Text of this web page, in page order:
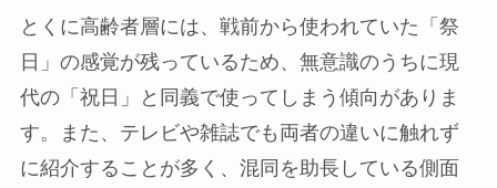
とくに高齢者層には、戦前から使われていた「祭
日」の感覚が残っているため、無意識のうちに現
代の「祝日」と同義で使ってしまう傾向がありま
す。また、テレビや雑誌でも両者の違いに触れず
に紹介することが多く、混同を助長している側面